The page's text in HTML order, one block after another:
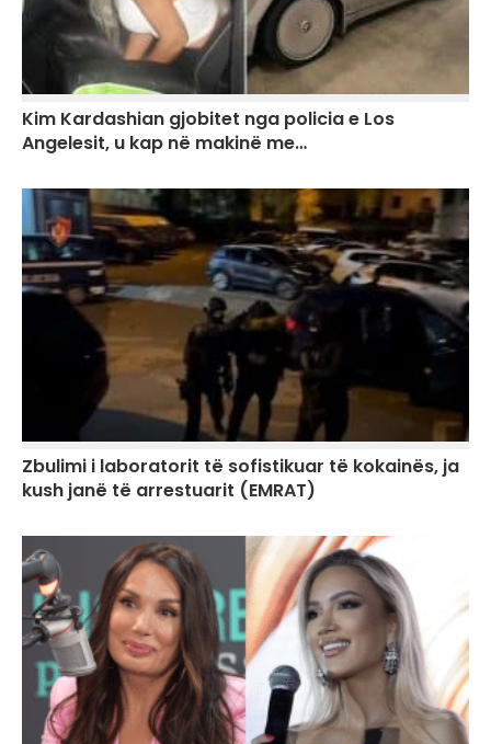
Kim Kardashian gjobitet nga policia e Los
Angelesit, u kap në makinë me…
Zbulimi i laboratorit të sofistikuar të kokainës, ja
kush janë të arrestuarit (EMRAT)